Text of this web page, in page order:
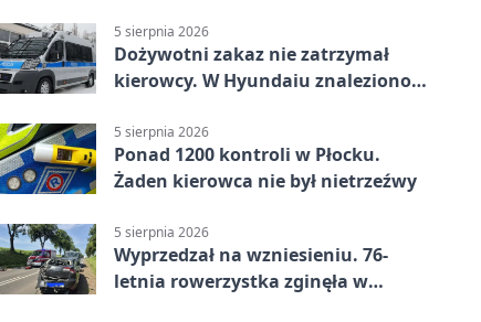
5 sierpnia 2026
Dożywotni zakaz nie zatrzymał
kierowcy. W Hyundaiu znaleziono
5 sierpnia 2026
Ponad 1200 kontroli w Płocku.
Żaden kierowca nie był nietrzeźwy
5 sierpnia 2026
Wyprzedzał na wzniesieniu. 76-
letnia rowerzystka zginęła w